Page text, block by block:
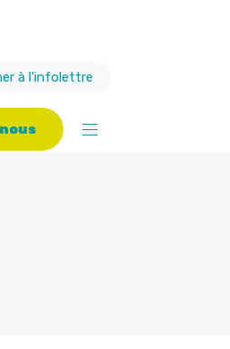
à l'infolettre
nous